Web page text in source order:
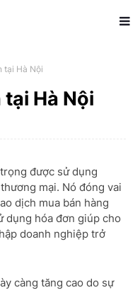
tại Hà Nội
Hà Nội
được sử dụng
mại. Nó đóng vai
dịch mua bán hàng
dụng hóa đơn giúp cho
doanh nghiệp trở
càng tăng cao do sự